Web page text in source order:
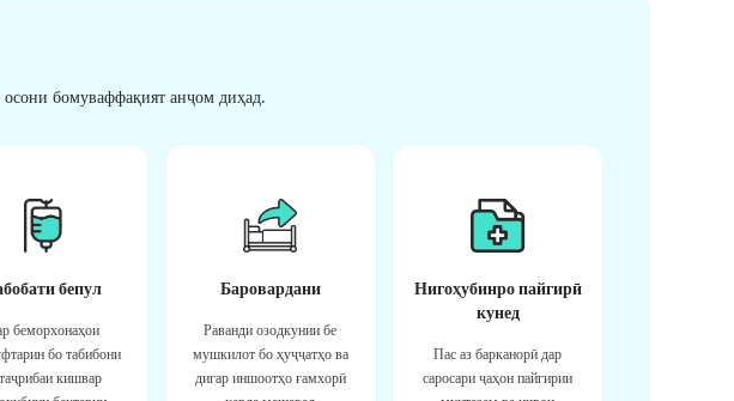
бомуваффақият анҷом диҳад.
бепул
беморхонаҳои
бо табибони
кишвар
Баровардани
Раванди озодкунии бе
мушкилот бо ҳуҷҷатҳо ва
дигар иншоотҳо ғамхорӣ
Нигоҳубинро пайгирӣ
кунед
Пас аз барканорӣ дар
саросари ҷаҳон пайгирии